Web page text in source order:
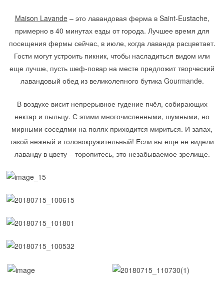
Maison Lavande– это лавандовая ферма в Saint-Eustache,
примерно в 40 минутах езды от города. Лучшее время для
посещения фермы сейчас, в июле, когда лаванда расцветает.
Гости могут устроить пикник, чтобы насладиться видом или
еще лучше, пусть шеф-повар на месте предложит творческий
лавандовый обед из великолепного бутика Gourmande.
В воздухе висит непрерывное гудение пчёл, собирающих
нектар и пыльцу. С этими многочисленными, шумными, но
мирными соседями на полях приходится мириться. И запах,
такой нежный и головокружительный! Если вы еще не видели
лаванду в цвету – торопитесь, это незабываемое зрелище.